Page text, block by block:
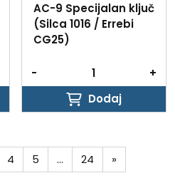
AC-9 Specijalan ključ
(Silca 1016 / Errebi
CG25)
-
+
Dodaj
Dodaj
4 5 … 24 »